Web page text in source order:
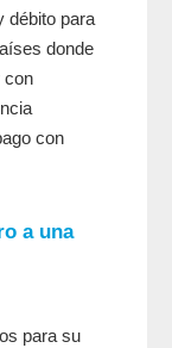
débito para
donde
con
con
a una
para su